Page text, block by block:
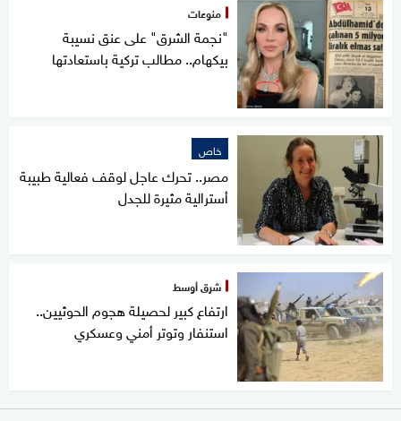
منوعات
"نجمة الشرق" على عنق نسيبة
بيكهام.. مطالب تركية باستعادتها
خاص
مصر.. تحرك عاجل لوقف فعالية طبيبة
أسترالية مثيرة للجدل
شرق أوسط
ارتفاع كبير لحصيلة هجوم الحوثيين..
استنفار وتوتر أمني وعسكري